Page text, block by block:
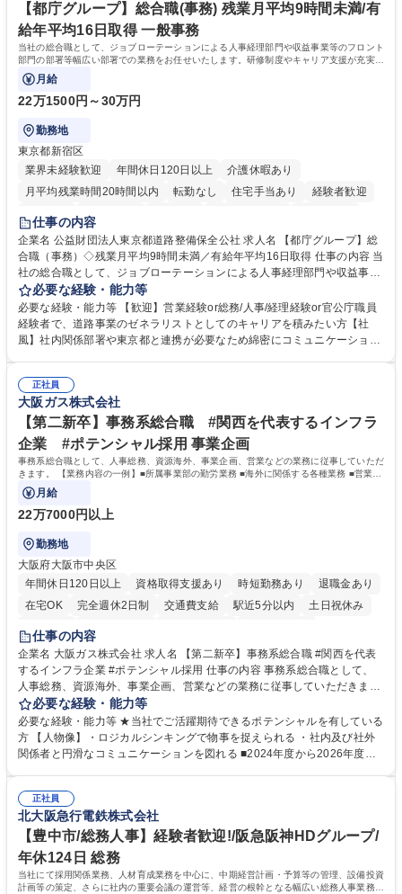
ます。 学歴・資格 学歴：大学院 大学 高専 短大 専修学校 高校 語学力：
資格：
【都庁グループ】総合職(事務) 残業月平均9時間未満/有
給年平均16日取得 一般事務
当社の総合職として、ジョブローテーションによる人事経理部門や収益事業等のフロント
部門の部署等幅広い部署での業務をお任せいたします。研修制度やキャリア支援が充実し
ております！ ※下記業務詳細
月給
22万1500円～30万円
勤務地
東京都新宿区
業界未経験歓迎
年間休日120日以上
介護休暇あり
月平均残業時間20時間以内
転勤なし 住宅手当あり
経験者歓迎
研修あり
退職金あり
駅近5分以内
資格取得手当あり 食事補助あり
仕事の内容
企業名 公益財団法人東京都道路整備保全公社 求人名 【都庁グループ】総
合職（事務）◇残業月平均9時間未満／有給年平均16日取得 仕事の内容 当
社の総合職として、ジョブローテーションによる人事経理部門や収益事業
等のフロント部門の部署等幅広い部署での業務をお任せいたします。研修
制度やキャリア支援が充実しております！ ※下記業務詳細 【業務詳細】■
管理部門：広報、人事、経理など当公社の運営に係る管理業務 ■収益部
門：駐車場の新規開拓、管理運営、新宿駅西口広場の「イベントコーナ
道路施設や道路工事現場の見学ツアー事業 ※入社後は上記いずれかの部門
へ配属。※業務内容変更の範囲：会社の定める業務 募集職種 【都庁グル
ープ】総合職（事務）◇残業月平均9時間未満／有給年平均16日取得
必要な経験・能力等
必要な経験・能力等 【歓迎】営業経験or総務/人事/経理経験or官公庁職員
経験者で、道路事業のゼネラリストとしてのキャリアを積みたい方【社
風】社内関係部署や東京都と連携が必要なため綿密にコミュニケーション
部門など多岐に渡る業務を経験できます。 ■様々なプロジェクト：駐車場
事業の他、新宿駅西口広場内に設置された照明を兼ねた広告「ブライトサ
イン」の管理運営を行うなど、事業収益を生み出す活動を積極的に行って
います。 学歴・資格 学歴：大学院 大学 高専 短大 専修学校 高校 語学力：
資格：
正社員
大阪ガス株式会社
【第二新卒】事務系総合職 #関西を代表するインフラ
企業 #ポテンシャル採用 事業企画
事務系総合職として、人事総務、資源海外、事業企画、営業などの業務に従事していただ
きます。 【業務内容の一例】■所属事業部の勤労業務 ■海外に関係する各種業務 ■営業部
門の企画スタッフ、ルート営業
月給
22万7000円以上
勤務地
大阪府大阪市中央区
年間休日120日以上
資格取得支援あり 時短勤務あり
退職金あり
在宅OK
完全週休2日制 交通費支給 駅近5分以内
土日祝休み
服装自由
第二新卒歓迎
仕事の内容
企業名 大阪ガス株式会社 求人名 【第二新卒】事務系総合職 #関西を代表
するインフラ企業 #ポテンシャル採用 仕事の内容 事務系総合職として、
人事総務、資源海外、事業企画、営業などの業務に従事していただきま
す。 【業務内容の一例】■所属事業部の勤労業務 ■海外に関係する各種業
務 ■営業部門の企画スタッフ、ルート営業 【キャリアパス】入社後の配属
ポジションで一定期間ご活躍頂いた後、本人の適性及び将来のキャリアを
鑑みてジョブローテーションを行います。 【育成】OJTでの現場育成や研
表するインフラ企業 #ポテンシャル採用
必要な経験・能力等
必要な経験・能力等 ★当社でご活躍期待できるポテンシャルを有している
方 【人物像】・ロジカルシンキングで物事を捉えられる ・社内及び社外
関係者と円滑なコミュニケーションを図れる ■2024年度から2026年度ま
72.html ■エネルギーセキュリティの不安定化や気候変動による自然災害の
甚大化など、これまで以上に社会課題解決の重要性が高まっています。
「未来の日常」の創造に向けて持続可能な社会の実現に貢献してまいりま
す。 学歴・資格 学歴：大学院 大学 語学力： 資格：
正社員
北大阪急行電鉄株式会社
【豊中市/総務人事】経験者歓迎!/阪急阪神HDグループ/
年休124日 総務
当社にて採用関係業務、人材育成業務を中心に、中期経営計画・予算等の管理、設備投資
計画等の策定、さらに社内の重要会議の運営等、経営の根幹となる幅広い総務人事業務全